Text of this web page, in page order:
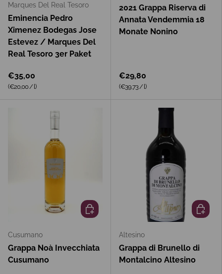
Marques Del Real Tesoro
Eminencia Pedro
Ximenez Bodegas Jose
Estevez / Marques Del
Real Tesoro 3er Paket
€35,00
Grundpreis
(€20,00/l)
2021 Grappa Riserva di
Annata Vendemmia 18
Monate Nonino
€29,80
Grundpreis
(€39,73 /l)
Cusumano
Grappa Noà Invecchiata
Cusumano
In den Warenkorb
Altesino
Grappa di Brunello di
Montalcino Altesino
In den